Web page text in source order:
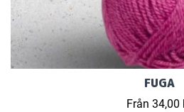
FUGA
Från 34,00